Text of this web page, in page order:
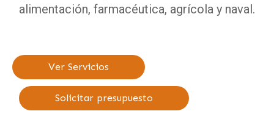
alimentación, farmacéutica, agrícola y naval.
Ver Servicios
Solicitar presupuesto